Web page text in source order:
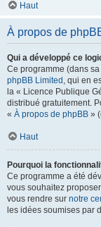
Haut
À propos de
Qui a développé ce
Ce programme (dans
phpBB Limited , qui en
la « Licence Publique
distribué gratuitement.
« À propos de phpBB »
Haut
Pourquoi la
Ce programme a été
vous souhaitez
vous rendre sur notre
les idées soumises par